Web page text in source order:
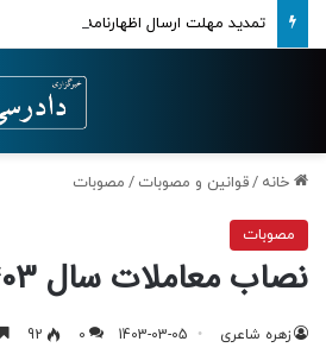
تمدید مهلت ارسال اظهارنامه‌های مالیاتی تا
خانه /قوانین و مصوبات / مصوبات
مصوبات
نصاب معاملات سال 1403
زهره شاعری 1403-03-05
0
92